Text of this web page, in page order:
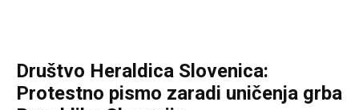
Društvo Heraldica Slovenica:
Protestno pismo zaradi uničenja grba